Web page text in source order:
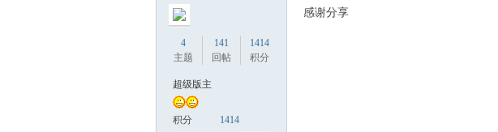
4
主题
141
回帖
1414
积分
超级版主
积分 1414
感谢分享